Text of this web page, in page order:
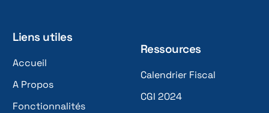
Liens utiles
Accueil
A Propos
Fonctionnalités
Ressources
Calendrier Fiscal
CGI 2024